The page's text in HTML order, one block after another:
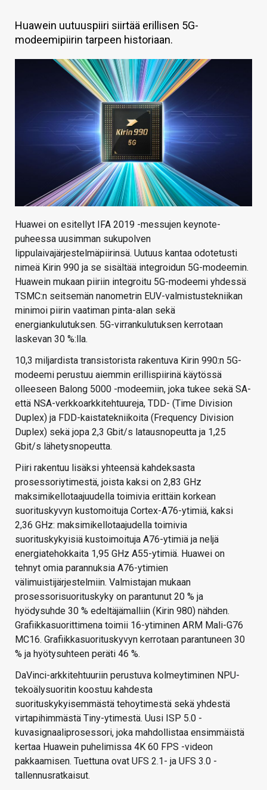
HINTA.FI
Huawein uutuuspiiri siirtää erillisen 5G-
modeemipiirin tarpeen historiaan.
Huawei on esitellyt IFA 2019 -messujen keynote-
puheessa uusimman sukupolven
lippulaivajärjestelmäpiirinsä. Uutuus kantaa odotetusti
nimeä Kirin 990 ja se sisältää integroidun 5G-modeemin.
Huawein mukaan piiriin integroitu 5G-modeemi yhdessä
TSMC:n seitsemän nanometrin EUV-valmistustekniikan
minimoi piirin vaatiman pinta-alan sekä
energiankulutuksen. 5G-virrankulutuksen kerrotaan
laskevan 30 %:lla.
10,3 miljardista transistorista rakentuva Kirin 990:n 5G-
modeemi perustuu aiemmin erillispiirinä käytössä
olleeseen Balong 5000 -modeemiin, joka tukee sekä SA-
että NSA-verkkoarkkitehtuureja, TDD- (Time Division
Duplex) ja FDD-kaistatekniikoita (Frequency Division
Duplex) sekä jopa 2,3 Gbit/s latausnopeutta ja 1,25
Gbit/s lähetysnopeutta.
Piiri rakentuu lisäksi yhteensä kahdeksasta
prosessoriytimestä, joista kaksi on 2,83 GHz
maksimikellotaajuudella toimivia erittäin korkean
suorituskyvyn kustomoituja Cortex-A76-ytimiä, kaksi
2,36 GHz: maksimikellotaajudella toimivia
suorituskykyisiä kustoimoituja A76-ytimiä ja neljä
energiatehokkaita 1,95 GHz A55-ytimiä. Huawei on
tehnyt omia parannuksia A76-ytimien
välimuistijärjestelmiin. Valmistajan mukaan
prosessorisuorituskyky on parantunut 20 % ja
hyödysuhde 30 % edeltäjämalliin (Kirin 980) nähden.
Grafiikkasuorittimena toimii 16-ytiminen ARM Mali-G76
MC16. Grafiikkasuorituskyvyn kerrotaan parantuneen 30
% ja hyötysuhteen peräti 46 %.
DaVinci-arkkitehtuuriin perustuva kolmeytiminen NPU-
tekoälysuoritin koostuu kahdesta
suorituskykyisemmästä tehoytimestä sekä yhdestä
virtapihimmästä Tiny-ytimestä. Uusi ISP 5.0 -
kuvasignaaliprosessori, joka mahdollistaa ensimmäistä
kertaa Huawein puhelimissa 4K 60 FPS -videon
pakkaamisen. Tuettuna ovat UFS 2.1- ja UFS 3.0 -
tallennusratkaisut.